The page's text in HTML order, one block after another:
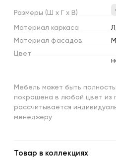
Размеры (Ш х х В)
Материал каркаса
Материал фасадов
Цвет
Мебель может быть
покрашена в любой цвет из
рассчитывается
менеджеру
Товар в коллекциях